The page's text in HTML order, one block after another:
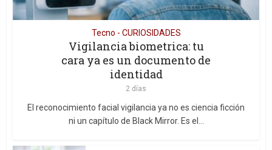
Tecno - CURIOSIDADES
Vigilancia biometrica: tu
cara ya es un documento de
identidad
2 días
El reconocimiento facial vigilancia ya no es ciencia ficción
ni un capítulo de Black Mirror. Es el...